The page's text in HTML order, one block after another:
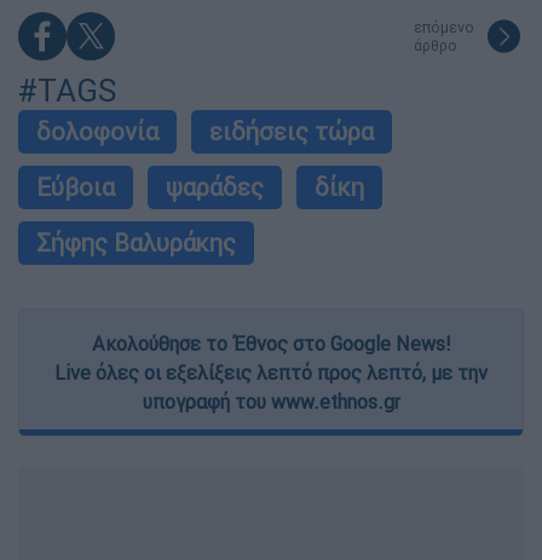
επόμενο
άρθρο
#TAGS
δολοφονία
ειδήσεις τώρα
Εύβοια
ψαράδες
δίκη
Σήφης Βαλυράκης
Ακολούθησε το Έθνος στο Google News!
Live όλες οι εξελίξεις λεπτό προς λεπτό, με την
υπογραφή του www.ethnos.gr